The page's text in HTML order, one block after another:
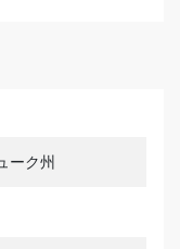
ーク州